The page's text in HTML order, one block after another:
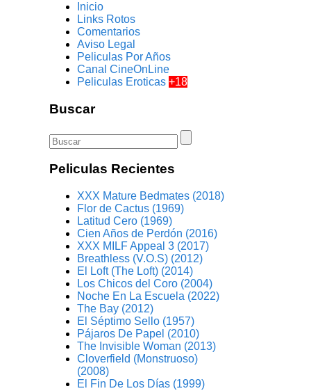
Inicio
Links Rotos
Comentarios
Aviso Legal
Peliculas Por Años
Canal CineOnLine
Peliculas Eroticas+18
Buscar
Peliculas Recientes
XXX Mature Bedmates (2018)
Flor de Cactus (1969)
Latitud Cero (1969)
Cien Años de Perdón (2016)
XXX MILF Appeal 3 (2017)
Breathless (V.O.S) (2012)
El Loft (The Loft) (2014)
Los Chicos del Coro (2004)
Noche En La Escuela (2022)
The Bay (2012)
El Séptimo Sello (1957)
Pájaros De Papel (2010)
The Invisible Woman (2013)
Cloverfield (Monstruoso)
(2008)
El Fin De Los Días (1999)